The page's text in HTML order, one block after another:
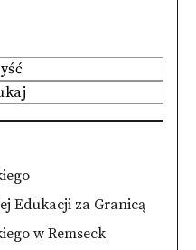
Edukacji za Granicą
w Remseck